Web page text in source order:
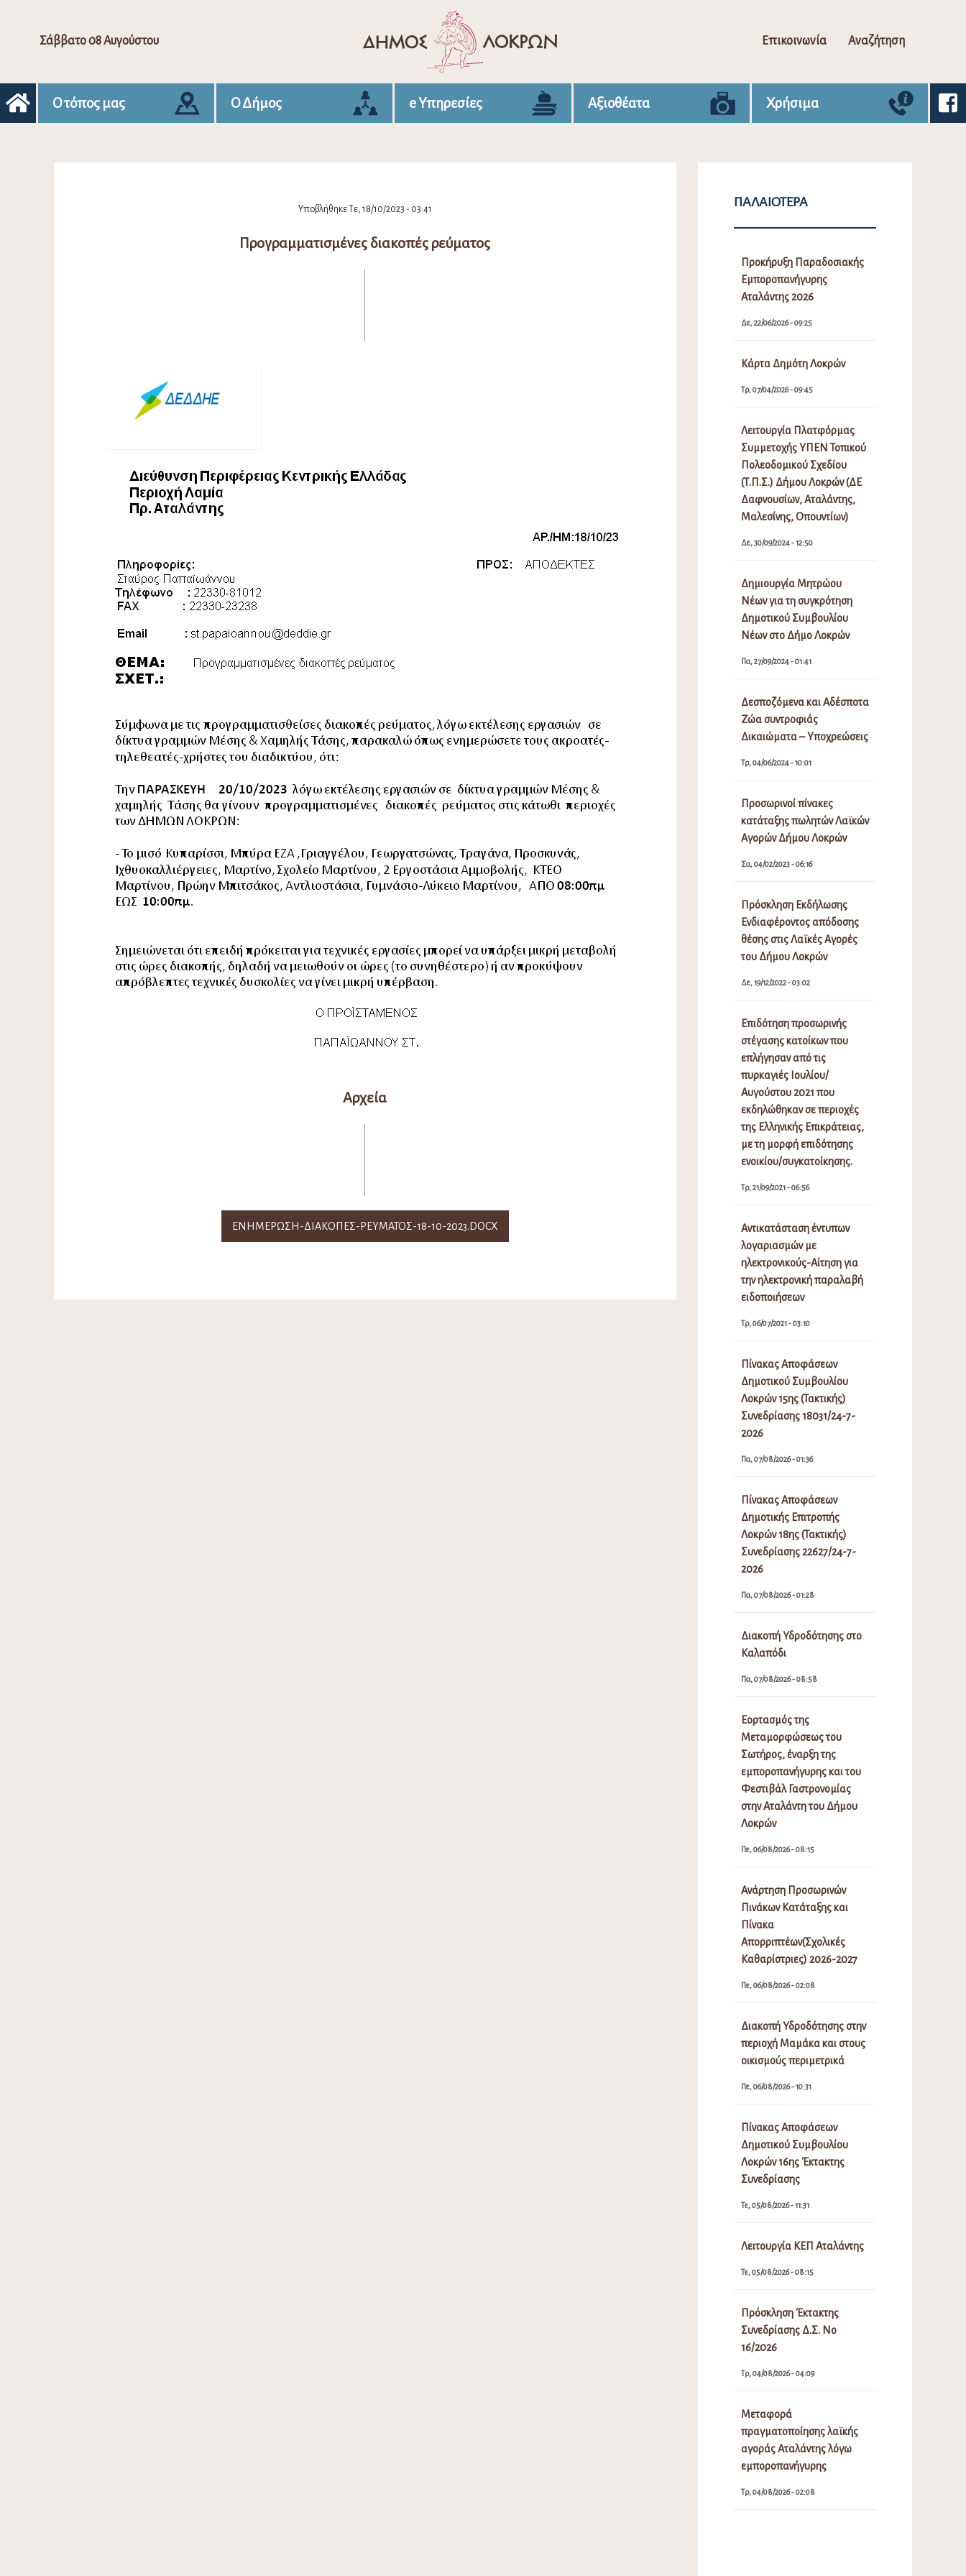
Σάββατο 08 Αυγούστου Επικοινωνία Αναζήτηση
Ο τόπος μας Ο Δήμος e Υπηρεσίες Αξιοθέατα Χρήσιμα
Υποβλήθηκε Τε, 18/10/2023 - 03:41
Προγραμματισμένες διακοπές ρεύματος
Αρχεία
ΕΝΗΜΕΡΩΣΗ-ΔΙΑΚΟΠΕΣ-ΡΕΥΜΑΤΟΣ-18-10-2023.DOCX
ΠΑΛΑΙΌΤΕΡΑ
Προκήρυξη Παραδοσιακής
Εμποροπανήγυρης
Αταλάντης 2026
Δε, 22/06/2026 - 09:25
Κάρτα Δημότη Λοκρών
Τρ, 07/04/2026 - 09:45
Λειτουργία Πλατφόρμας
Συμμετοχής ΥΠΕΝ Τοπικού
Πολεοδομικού Σχεδίου
(Τ.Π.Σ.) Δήμου Λοκρών (ΔΕ
Δαφνουσίων, Αταλάντης,
Μαλεσίνης, Οπουντίων)
Δε, 30/09/2024 - 12:50
Δημιουργία Μητρώου
Νέων για τη συγκρότηση
Δημοτικού Συμβουλίου
Νέων στο Δήμο Λοκρών
Πα, 27/09/2024 - 01:41
Δεσποζόμενα και Αδέσποτα
Ζώα συντροφιάς
Δικαιώματα – Υποχρεώσεις
Τρ, 04/06/2024 - 10:01
Προσωρινοί πίνακες
κατάταξης πωλητών Λαϊκών
Αγορών Δήμου Λοκρών
Σα, 04/02/2023 - 06:16
Πρόσκληση Εκδήλωσης
Ενδιαφέροντος απόδοσης
θέσης στις Λαϊκές Αγορές
του Δήμου Λοκρών
Δε, 19/12/2022 - 03:02
Επιδότηση προσωρινής
στέγασης κατοίκων που
επλήγησαν από τις
πυρκαγιές Ιουλίου/
Αυγούστου 2021 που
εκδηλώθηκαν σε περιοχές
της Ελληνικής Επικράτειας,
με τη μορφή επιδότησης
ενοικίου/συγκατοίκησης.
Τρ, 21/09/2021 - 06:56
Αντικατάσταση έντυπων
λογαριασμών με
ηλεκτρονικούς-Αίτηση για
την ηλεκτρονική παραλαβή
ειδοποιήσεων
Τρ, 06/07/2021 - 03:10
Πίνακας Αποφάσεων
Δημοτικού Συμβουλίου
Λοκρών 15ης (Τακτικής)
Συνεδρίασης 18031/24-7-
2026
Πα, 07/08/2026 - 01:36
Πίνακας Αποφάσεων
Δημοτικής Επιτροπής
Λοκρών 18ης (Τακτικής)
Συνεδρίασης 22627/24-7-
2026
Πα, 07/08/2026 - 01:28
Διακοπή Υδροδότησης στο
Καλαπόδι
Πα, 07/08/2026 - 08:58
Εορτασμός της
Μεταμορφώσεως του
Σωτήρος, έναρξη της
εμποροπανήγυρης και του
Φεστιβάλ Γαστρονομίας
στην Αταλάντη του Δήμου
Λοκρών
Πε, 06/08/2026 - 08:15
Ανάρτηση Προσωρινών
Πινάκων Κατάταξης και
Πίνακα
Απορριπτέων(Σχολικές
Καθαρίστριες) 2026-2027
Πε, 06/08/2026 - 02:08
Διακοπή Υδροδότησης στην
περιοχή Μαμάκα και στους
οικισμούς περιμετρικά
Πε, 06/08/2026 - 10:31
Πίνακας Αποφάσεων
Δημοτικού Συμβουλίου
Λοκρών 16ης Έκτακτης
Συνεδρίασης
Τε, 05/08/2026 - 11:31
Λειτουργία ΚΕΠ Αταλάντης
Τε, 05/08/2026 - 08:15
Πρόσκληση Έκτακτης
Συνεδρίασης Δ.Σ. Νο
16/2026
Τρ, 04/08/2026 - 04:09
Μεταφορά
πραγματοποίησης λαϊκής
αγοράς Αταλάντης λόγω
εμποροπανήγυρης
Τρ, 04/08/2026 - 02:08